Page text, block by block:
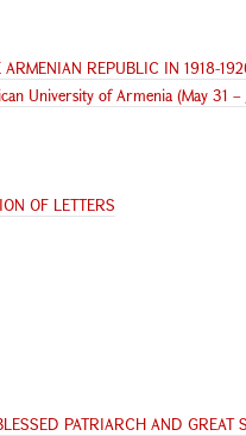
ARMENIAN REPUBLIC IN 1918-
University of Armenia (May 31 –
OF LETTERS
PATRIARCH AND GREAT